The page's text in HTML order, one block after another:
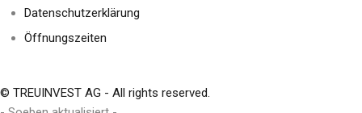
Datenschutzerklärung
Öffnungszeiten
© TREUINVEST AG - All rights reserved.